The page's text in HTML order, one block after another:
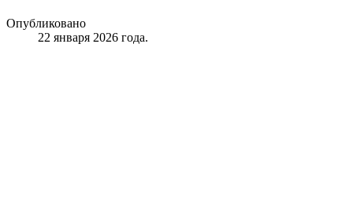
Опубликовано
22 января 2026 года.